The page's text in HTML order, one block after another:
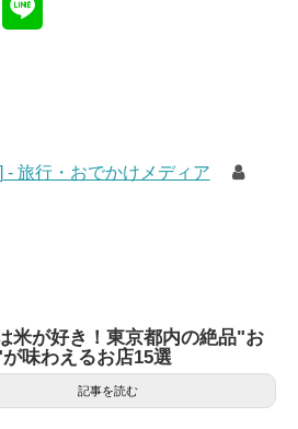
- 旅行・おでかけメディア
米が好き！東京都内の絶品"お
味わえるお店15選
記事を読む